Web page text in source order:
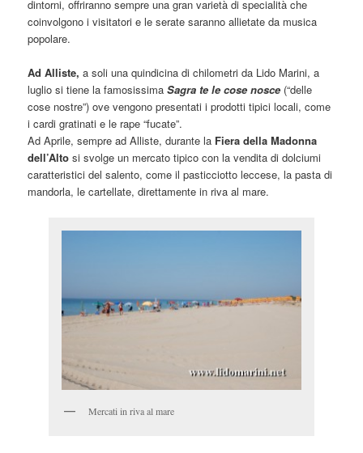
dintorni, offriranno sempre una gran varietà di specialità che
coinvolgono i visitatori e le serate saranno allietate da musica
popolare.
Ad Alliste, a soli una quindicina di chilometri da Lido Marini, a
luglio si tiene la famosissimaSagra te le cose nosce (“delle
cose nostre”) ove vengono presentati i prodotti tipici locali, come
i cardi gratinati e le rape “fucate”.
Ad Aprile, sempre ad Alliste, durante la Fiera della Madonna
dell’Alto si svolge un mercato tipico con la vendita di dolciumi
caratteristici del salento, come il pasticciotto leccese, la pasta di
mandorla, le cartellate, direttamente in riva al mare.
Mercati in riva al mare